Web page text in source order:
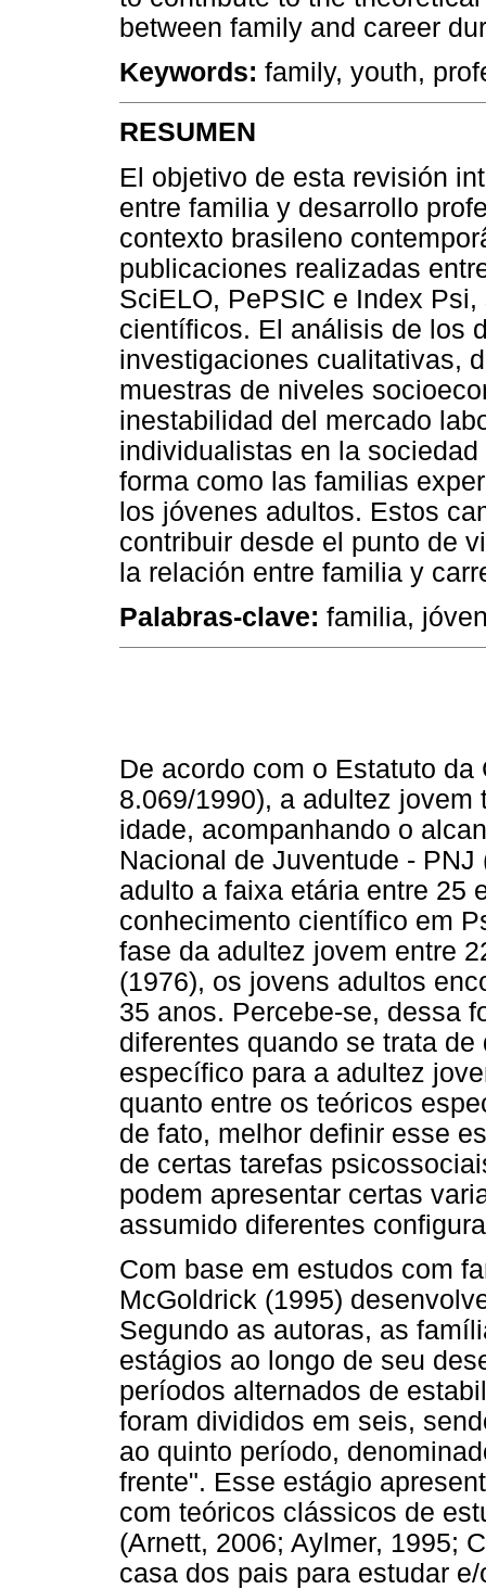
between family and career
Keywords: family, youth,
RESUMEN
El objetivo de esta revisión
entre familia y desarrollo
contexto brasileno
publicaciones realizadas
SciELO, PePSIC e Index
científicos. El análisis de los
investigaciones cualitativas,
muestras de niveles
inestabilidad del mercado
individualistas en la
forma como las familias
los jóvenes adultos. Estos
contribuir desde el punto de
la relación entre familia y
Palabras-clave: familia,
De acordo com o Estatuto
8.069/1990), a adultez
idade, acompanhando o
Nacional de Juventude -
adulto a faixa etária entre 25
conhecimento científico em
fase da adultez jovem entre
(1976), os jovens adultos
35 anos. Percebe-se, dessa
diferentes quando se trata
específico para a adultez
quanto entre os teóricos
de fato, melhor definir esse
de certas tarefas
podem apresentar certas
assumido diferentes
Com base em estudos com
McGoldrick (1995)
Segundo as autoras, as
estágios ao longo de seu
períodos alternados de
foram divididos em seis,
ao quinto período,
frente". Esse estágio
com teóricos clássicos de
(Arnett, 2006; Aylmer, 1995;
casa dos pais para estudar